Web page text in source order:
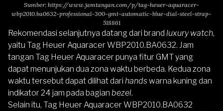
Sumber: https://www.jamtangan.com/p/tag-heuer-aquaracer-
wbp2010.ba0632-professional-300-gmt-automatic-blue-dial-steel-strap-
518861
Rekomendasi selanjutnya datang dari brand luxury watch,
yaitu Tag Heuer Aquaracer WBP2010.BA0632. Jam
tangan Tag Heuer Aquaracer punya fitur GMT yang
dapat menunjukan dua zona waktu berbeda. Kedua zona
waktu tersebut dapat dilihat dari handswarna kuning dan
indikator 24 jam pada bagian bezel.
Selain itu, Tag Heuer Aquaracer WBP2010.BA0632